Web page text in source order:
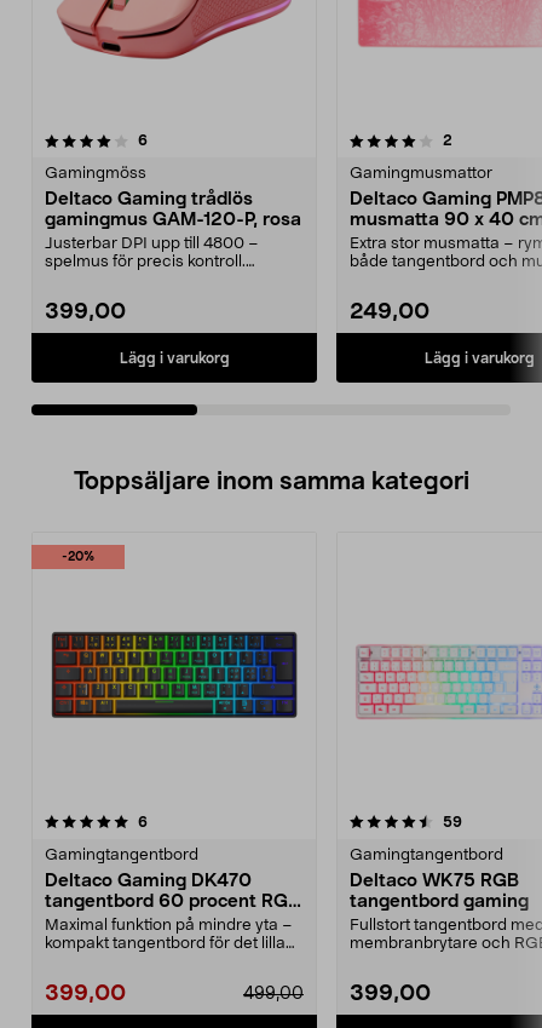
6recensioner
Gamingmöss
Deltaco Gaming trådlös
gamingmus GAM-120-P, rosa
Justerbar DPI upp till 4800 –
spelmus för precis kontroll.
399,00
Lägg i varukorg
4.0av 5 stjärnor 2
Gamingmusmattor
Deltaco Gaming
musmatta 90 x 40
Extra stor musmatta –
både tangentbord och
249,00
Lägg i varukorg
4.5av 5 stjärnor
Toppsäljare inom samma kategori
-20%
6recensioner
Gamingtangentbord
Deltaco Gaming DK470
tangentbord 60 procent RGB
svart
Maximal funktion på mindre yta –
kompakt tangentbord för det lilla
399,00 499,00
4.5 av 5 stjärnor 59recensioner
Gamingtangentbord
Deltaco WK75 RGB
tangentbord gaming
Fullstort tangentbord
membranbrytare och
399,00
5.0 av 5 stjärnor